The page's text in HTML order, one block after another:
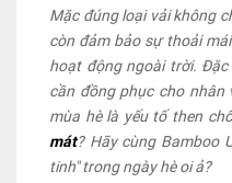
Mặc đúng loại vải không
còn đảm bảo sự thoải
hoạt động ngoài trời.
cần đồng phục cho nhân
mùa hè là yếu tố then
mát? Hãy cùng Bamboo
tinh" trong ngày hè oi ả?